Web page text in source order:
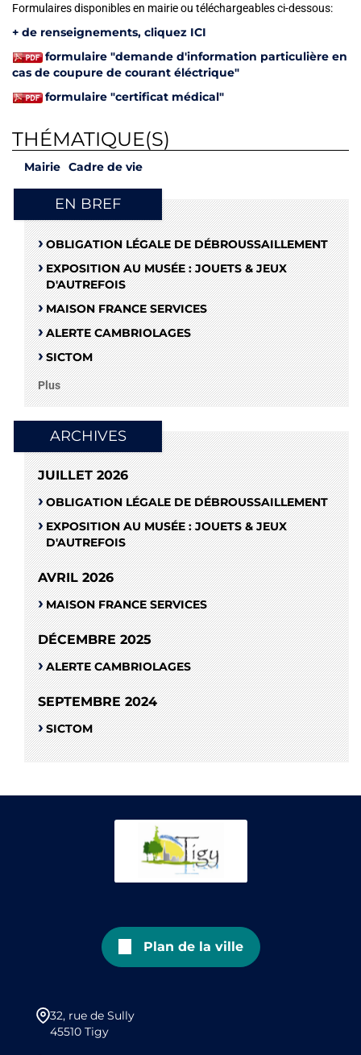
Formulaires disponibles en mairie ou téléchargeables ci-dessous:
+ de renseignements, cliquez ICI
formulaire "demande d'information particulière en
cas de coupure de courant éléctrique"
formulaire "certificat médical"
THÉMATIQUE(S)
Mairie Cadre de vie
EN BREF
OBLIGATION LÉGALE DE DÉBROUSSAILLEMENT
EXPOSITION AU MUSÉE : JOUETS & JEUX
D'AUTREFOIS
MAISON FRANCE SERVICES
ALERTE CAMBRIOLAGES
SICTOM
Plus
ARCHIVES
JUILLET 2026
OBLIGATION LÉGALE DE DÉBROUSSAILLEMENT
EXPOSITION AU MUSÉE : JOUETS & JEUX
D'AUTREFOIS
AVRIL 2026
MAISON FRANCE SERVICES
DÉCEMBRE 2025
ALERTE CAMBRIOLAGES
SEPTEMBRE 2024
SICTOM
Plan de la ville
32, rue de Sully
45510 Tigy